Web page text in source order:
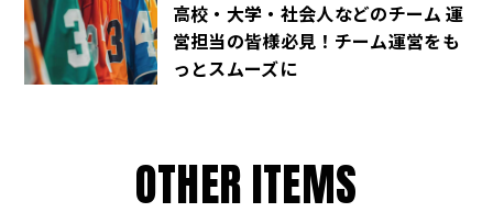
高校・大学・社会人などのチーム 運
営担当の皆様必見！チーム運営をも
っとスムーズに
OTHERITEMS